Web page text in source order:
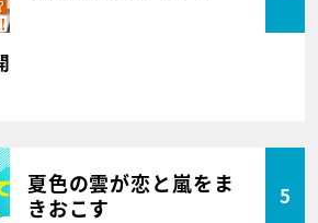
夏色の雲が恋と嵐をま
きおこす
5